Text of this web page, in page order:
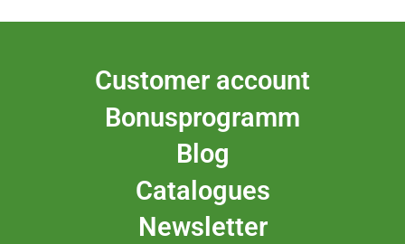
Customer account
Bonusprogramm
Blog
Catalogues
Newsletter